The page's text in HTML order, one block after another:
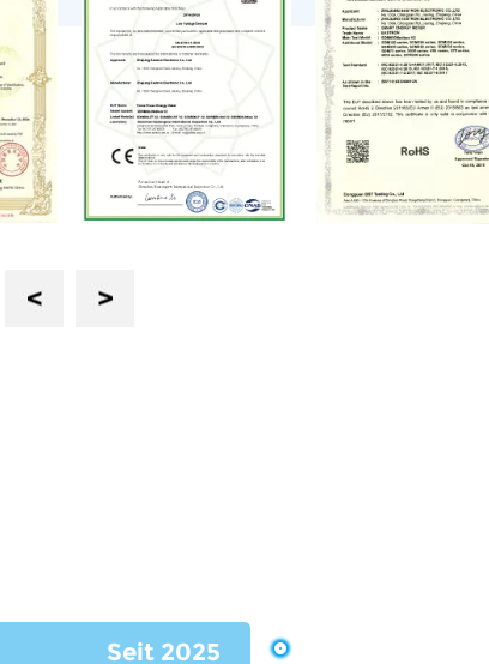
Previous Next
Seit 2025